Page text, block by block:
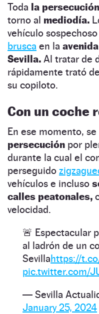
Toda la persecución
torno al mediodía.
vehículo
brusca en la
Sevilla. Al tratar de
rápidamente trató
su copiloto.
Con un coche
En ese momento,
persecución por
durante la cual el
perseguido
vehículos e incluso
calles peatonales,
velocidad.
🚨 Espectacular
al ladrón de un
Sevillahttps://
pic.twitter.com/
— Sevilla
January 25, 2024